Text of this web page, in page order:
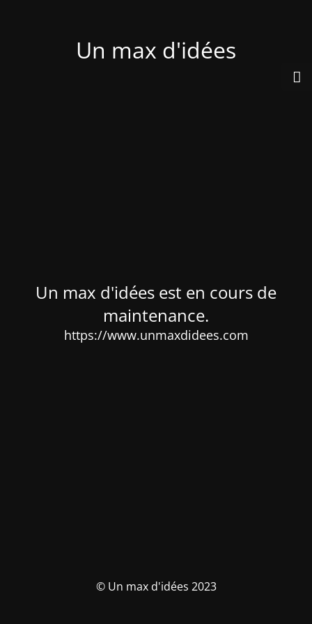
Un max d'idées
Un max d'idées est en cours de
maintenance.
https://www.unmaxdidees.com
© Un max d'idées 2023